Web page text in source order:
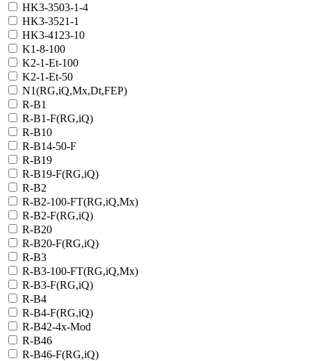
HK3-3503-1-4
HK3-3521-1
HK3-4123-10
K1-8-100
K2-1-Et-100
K2-1-Et-50
N1(RG,iQ,Mx,Dt,FEP)
R-B1
R-B1-F(RG,iQ)
R-B10
R-B14-50-F
R-B19
R-B19-F(RG,iQ)
R-B2
R-B2-100-FT(RG,iQ,Mx)
R-B2-F(RG,iQ)
R-B20
R-B20-F(RG,iQ)
R-B3
R-B3-100-FT(RG,iQ,Mx)
R-B3-F(RG,iQ)
R-B4
R-B4-F(RG,iQ)
R-B42-4x-Mod
R-B46
R-B46-F(RG,iQ)